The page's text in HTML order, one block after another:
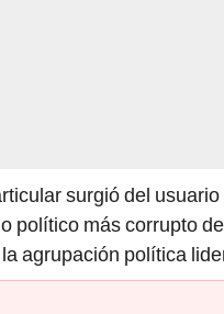
surgió del usuario
político más corrupto
la agrupación política